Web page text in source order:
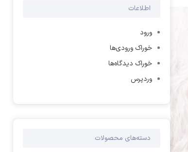
اطلاعات
ورود
خوراک ورودی‌ها
خوراک دیدگاه‌ها
وردپرس
دسته‌های محصولات